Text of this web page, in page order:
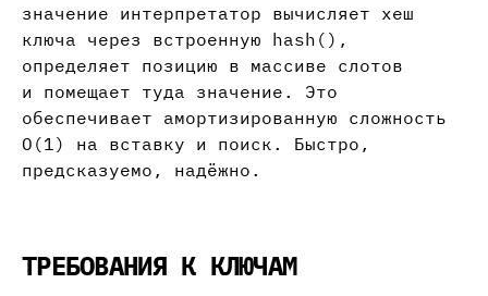
значение интерпретатор вычисляет хеш
ключа через встроенную hash(),
определяет позицию в массиве слотов
и помещает туда значение. Это
обеспечивает амортизированную сложность
O(1) на вставку и поиск. Быстро,
предсказуемо, надёжно.
ТРЕБОВАНИЯ К КЛЮЧАМ